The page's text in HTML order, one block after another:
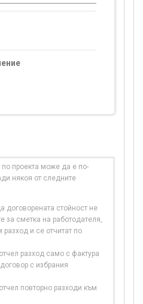
по проекта може да е по-
някоя от следните
договорената стойност не
за сметка на работодателя,
разход и се отчитат по
разход само с фактура
с избрания
повторно разходи към